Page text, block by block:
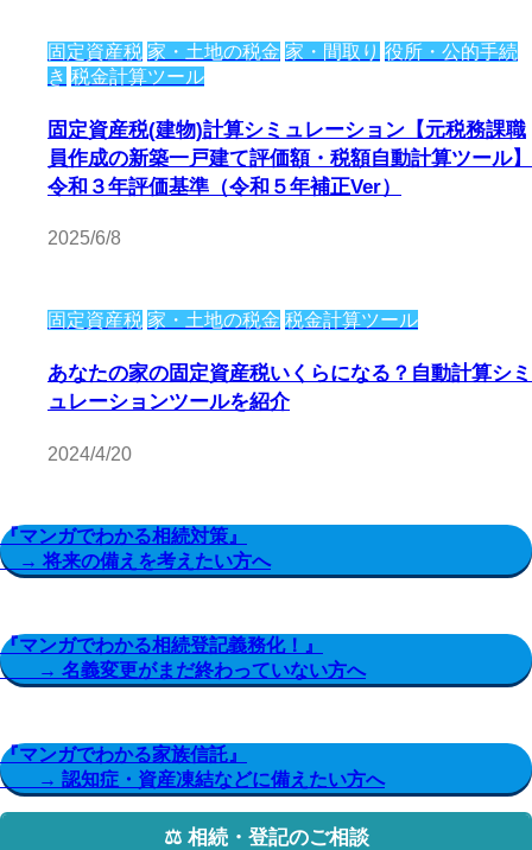
固定資産税 家・土地の税金 家・間取り 役所・公的手続
き 税金計算ツール
固定資産税(建物)計算シミュレーション【元税務課職
員作成の新築一戸建て評価額・税額自動計算ツール】
令和３年評価基準（令和５年補正Ver）
2025/6/8
固定資産税 家・土地の税金 税金計算ツール
あなたの家の固定資産税いくらになる？自動計算シミ
ュレーションツールを紹介
2024/4/20
『マンガでわかる相続対策』
→ 将来の備えを考えたい方へ
『マンガでわかる相続登記義務化！』
→ 名義変更がまだ終わっていない方へ
『マンガでわかる家族信託』
→ 認知症・資産凍結などに備えたい方へ
⚖️ 相続・登記のご相談